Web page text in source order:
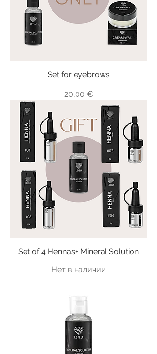
Set for eyebrows
Цена
20,00 €
Set of 4 Hennas+ Mineral Solution
Нет в наличии